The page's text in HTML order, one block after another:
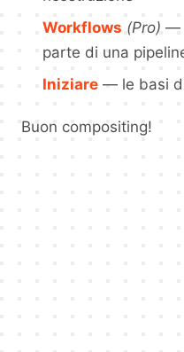
Workflows (Pro) —
parte di una
Iniziare — le basi
Buon compositing!